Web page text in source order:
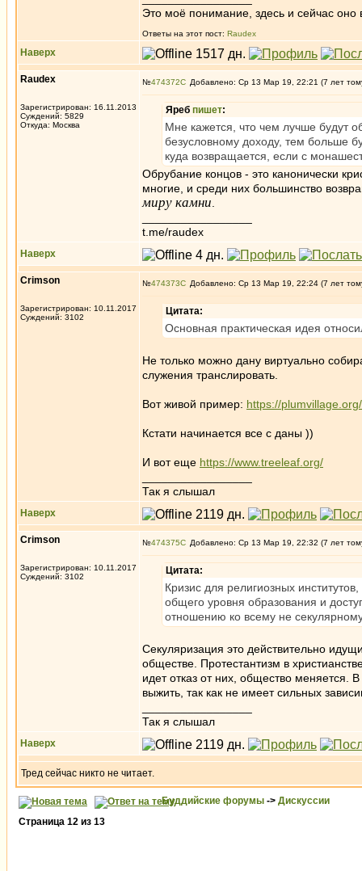
Это моё понимание, здесь и сейчас оно
Ответы на этот пост: Raudex
Наверх
Raudex
Зарегистрирован: 16.11.2013
Суждений: 5829
Откуда: Москва
№474372 Добавлено: Ср 13 Мар 19, 22:21 (7 лет
Яреб пишет:
Мне кажется, что чем лучше будут
безусловному доходу, тем больше
куда возвращается, если с
Обрубание концов - это канонически
многие, и среди них большинство
миру камни
t.me/raudex
Наверх
Crimson
Зарегистрирован: 10.11.2017
Суждений: 3102
№474373 Добавлено: Ср 13 Мар 19, 22:24 (7 лет
Цитата:
Основная практическая идея
Не только можно дану виртуально
служения транслировать.
Вот живой пример: https://
Кстати начинается все с даны ))
И вот еще https://www.treeleaf.org/
Так я слышал
Наверх
Crimson
Зарегистрирован: 10.11.2017
Суждений: 3102
№474375 Добавлено: Ср 13 Мар 19, 22:32 (7 лет
Цитата:
Кризис для религиозных
общего уровня образования и
отношению ко всему не
Секуляризация это действительно
обществе. Протестантизм в
идет отказ от них, общество меняется.
выжить, так как не имеет сильных
Так я слышал
Наверх
Тред сейчас никто не читает.
Буддийские форумы -> Дискуссии
Страница 12 из 13